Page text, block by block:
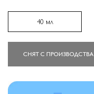
40 мл
СНЯТ С ПРОИЗВОДСТВА